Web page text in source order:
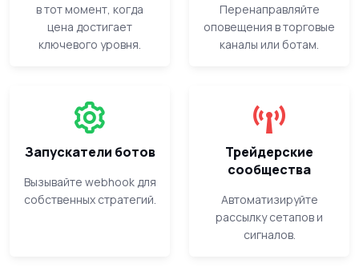
в тот момент, когда
цена достигает
ключевого уровня.
Перенаправляйте
оповещения в торговые
каналы или ботам.
Запускатели ботов
Вызывайте webhook для
собственных стратегий.
Трейдерские
сообщества
Автоматизируйте
рассылку сетапов и
сигналов.